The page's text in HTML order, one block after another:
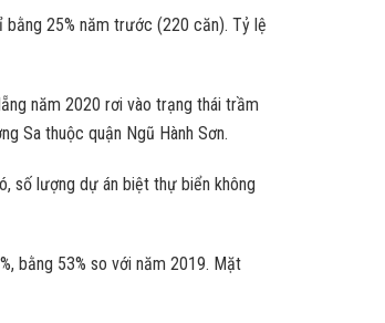
bằng 25% năm trước (220 căn). Tỷ lệ
năm 2020 rơi vào trạng thái trầm
Sa thuộc quận Ngũ Hành Sơn.
số lượng dự án biệt thự biển không
bằng 53% so với năm 2019. Mặt